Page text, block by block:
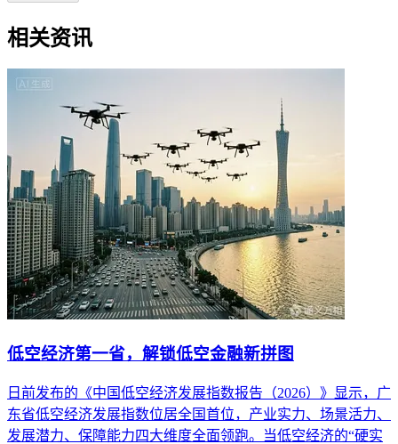
相关资讯
低空经济第一省，解锁低空金融新拼图
日前发布的《中国低空经济发展指数报告（2026）》显示，广
东省低空经济发展指数位居全国首位，产业实力、场景活力、
发展潜力、保障能力四大维度全面领跑。当低空经济的“硬实